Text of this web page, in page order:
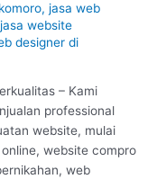
,jasa web
jasa website
designer di
– Kami
professional
website, mulai
website compro
web